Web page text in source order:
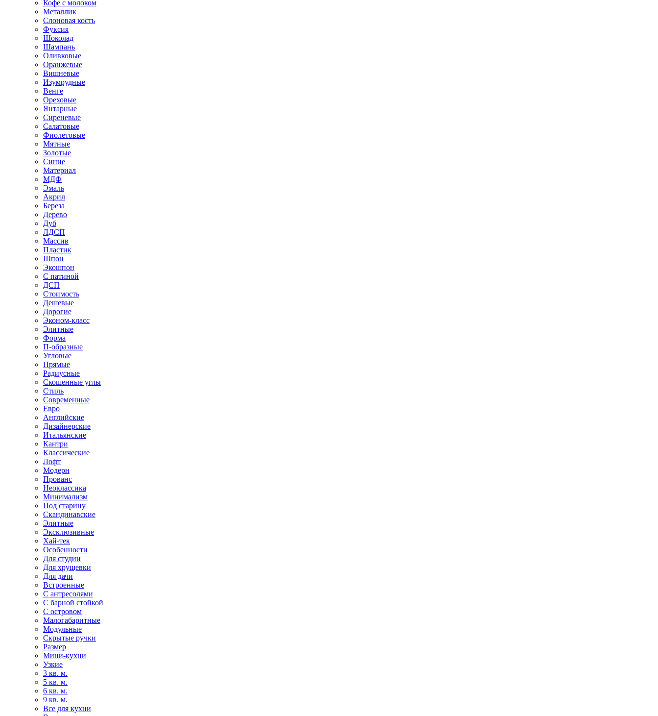
Кофе с молоком
Металлик
Слоновая кость
Фуксия
Шоколад
Шампань
Оливковые
Оранжевые
Вишневые
Изумрудные
Венге
Ореховые
Янтарные
Сиреневые
Салатовые
Фиолетовые
Мятные
Золотые
Синие
Материал
МДФ
Эмаль
Акрил
Береза
Дерево
Дуб
ЛДСП
Массив
Пластик
Шпон
Экошпон
С патиной
ДСП
Стоимость
Дешевые
Дорогие
Эконом-класс
Элитные
Форма
П-образные
Угловые
Прямые
Радиусные
Скошенные углы
Стиль
Современные
Евро
Английские
Дизайнерские
Итальянские
Кантри
Классические
Лофт
Модерн
Прованс
Неоклассика
Минимализм
Под старину
Скандинавские
Элитные
Эксклюзивные
Хай-тек
Особенности
Для студии
Для хрущевки
Для дачи
Встроенные
С антресолями
С барной стойкой
С островом
Малогабаритные
Модульные
Скрытые ручки
Размер
Мини-кухни
Узкие
3 кв. м.
5 кв. м.
6 кв. м.
9 кв. м.
Все для кухни